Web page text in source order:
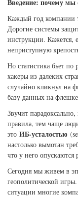
Введение: почему мы
Каждый год компании
Дорогие системы
инструкции.
неприступную
Но статистика бьет
хакеры из далеких
случайно кликнул на
базу данных на
Звучит
правила, тем чаще
это ИБ-усталостью
настолько вымотан
что у него опускаются
Сегодня мы живем в
геополитической
ситуации многие